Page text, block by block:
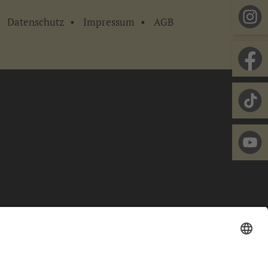
Datenschutz Impressum AGB